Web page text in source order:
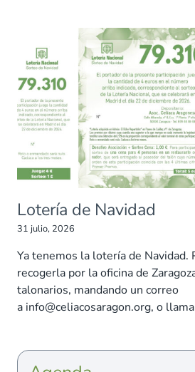
Lotería de Navidad
31 julio, 2026
Ya tenemos la lotería de Navidad.
recogerla por la oficina de
talonarios, mandando un correo
a info@celiacosaragon.org, o